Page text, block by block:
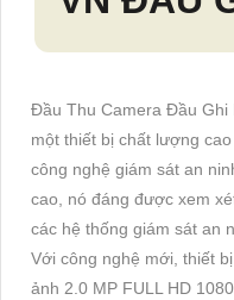
Đầu Thu Camera Đầu Ghi
một thiết bị chất lượng
công nghệ giám sát an
cao, nó đáng được xem
các hệ thống giám sát an
Với công nghệ mới, thiết
ảnh 2.0 MP FULL HD